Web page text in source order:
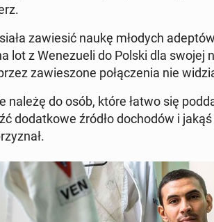
za­wie­sić naukę młodych
lot z We­ne­zu­eli do Polski dla
za­wie­szo­ne po­łą­cze­nia nie
należę do osób, które łatwo się
do­dat­ko­we źródło do­cho­dów i